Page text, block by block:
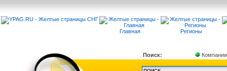
Главная Регионы
Поиск: Компании